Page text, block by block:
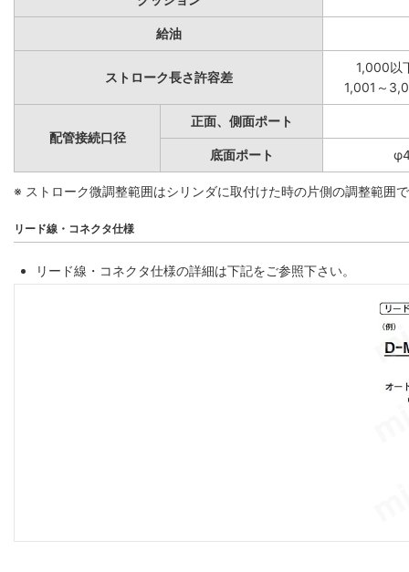
給油
ストローク長さ許容差
1,000以
1,001～
配管接続口径
正面、側面ポート
底面ポート
※ ストローク微調整範囲はシリンダに取付けた時の片側の調整範囲
リード線・コネクタ仕様
リード線・コネクタ仕様の詳細は下記をご参照下さい。